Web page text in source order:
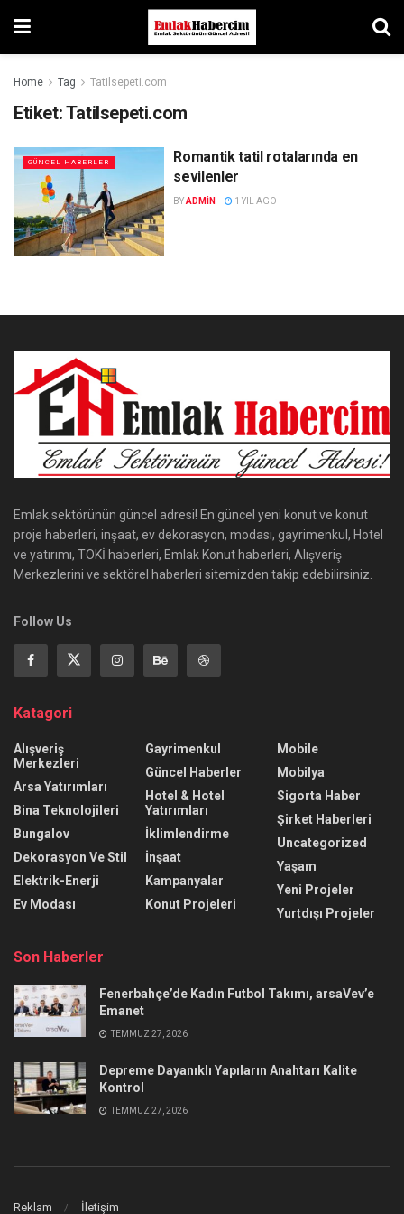
Home Tag Tatilsepeti.com
Etiket:Tatilsepeti.com
GÜNCEL HABERLER
Romantik tatil rotalarında en
sevilenler
BYADMIN 1 YIL AGO
Emlak sektörünün güncel adresi! En güncel yeni konut ve konut
proje haberleri, inşaat, ev dekorasyon, modası, gayrimenkul, Hotel
ve yatırımı, TOKİ haberleri, Emlak Konut haberleri, Alışveriş
Merkezlerini ve sektörel haberleri sitemizden takip edebilirsiniz.
Follow Us
Katagori
Alışveriş
Merkezleri
Arsa Yatırımları
Bina Teknolojileri
Bungalov
Dekorasyon Ve Stil
Elektrik-Enerji
Ev Modası
Gayrimenkul
Güncel Haberler
Hotel & Hotel
Yatırımları
İklimlendirme
İnşaat
Kampanyalar
Konut Projeleri
Mobile
Mobilya
Sigorta Haber
Şirket Haberleri
Uncategorized
Yaşam
Yeni Projeler
Yurtdışı Projeler
Son Haberler
Fenerbahçe’de Kadın Futbol Takımı, arsaVev’e
Emanet
TEMMUZ 27, 2026
Depreme Dayanıklı Yapıların Anahtarı Kalite
Kontrol
TEMMUZ 27, 2026
Reklam İletişim